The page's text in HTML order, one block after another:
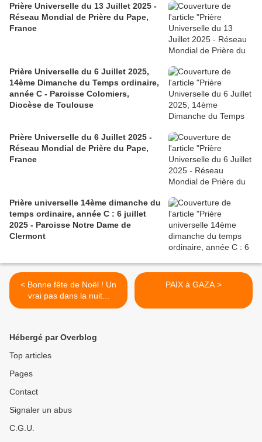
Prière Universelle du 13 Juillet 2025 -
Réseau Mondial de Prière du Pape,
France
Prière Universelle du 6 Juillet 2025,
14ème Dimanche du Temps ordinaire,
année C - Paroisse Colomiers,
Diocèse de Toulouse
Prière Universelle du 6 Juillet 2025 -
Réseau Mondial de Prière du Pape,
France
Prière universelle 14ème dimanche du
temps ordinaire, année C : 6 juillet
2025 - Paroisse Notre Dame de
Clermont
< Bonne fête de Noël ! Un
vrai pas dans la nuit...
PAIX à GAZA >
Hébergé par Overblog
Top articles
Pages
Contact
Signaler un abus
C.G.U.